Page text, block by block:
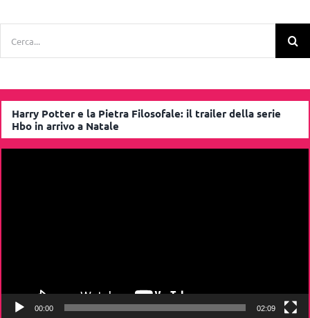
Harry Potter e la Pietra Filosofale: il trailer della serie
Hbo in arrivo a Natale
00:00 02:09